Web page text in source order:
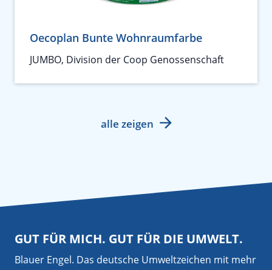
Oecoplan Bunte Wohnraumfarbe
JUMBO, Division der Coop Genossenschaft
alle zeigen
GUT FÜR MICH. GUT FÜR DIE UMWELT.
Blauer Engel. Das deutsche Umweltzeichen mit mehr